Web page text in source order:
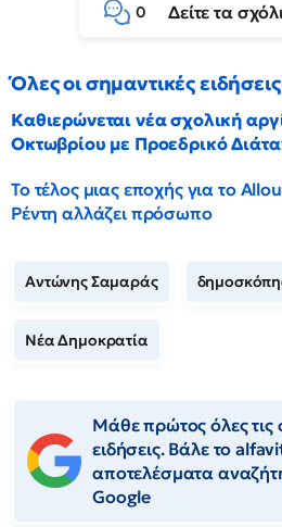
0 Δείτε τα
Όλες οι σημαντικές
Καθιερώνεται νέα σχολική
Οκτωβρίου με Προεδρικό
Το τέλος μιας εποχής για το
Ρέντη αλλάζει πρόσωπο
Αντώνης Σαμαράς
Νέα Δημοκρατία
Μάθε πρώτος όλες τις
ειδήσεις. Βάλε το
αποτελέσματα
Google